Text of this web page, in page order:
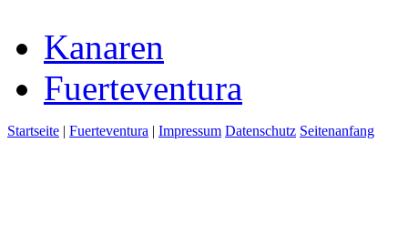
Kanaren
Fuerteventura
Startseite | Fuerteventura | Impressum Datenschutz Seitenanfang